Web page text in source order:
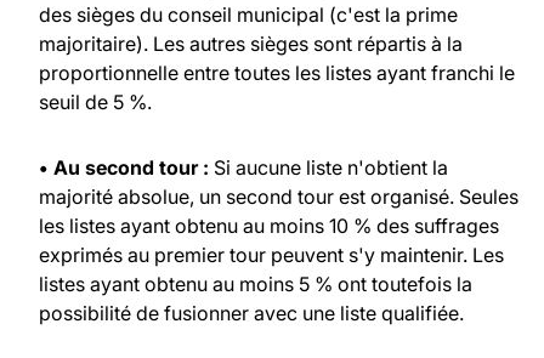
des sièges du conseil municipal (c'est la prime
majoritaire). Les autres sièges sont répartis à la
proportionnelle entre toutes les listes ayant franchi le
seuil de 5 %.
• Au second tour : Si aucune liste n'obtient la
majorité absolue, un second tour est organisé. Seules
les listes ayant obtenu au moins 10 % des suffrages
exprimés au premier tour peuvent s'y maintenir. Les
listes ayant obtenu au moins 5 % ont toutefois la
possibilité de fusionner avec une liste qualifiée.